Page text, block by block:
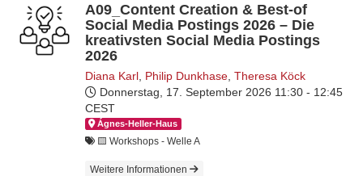
A09_Content Creation & Best-of
Social Media Postings 2026 – Die
kreativsten Social Media Postings
2026
Diana Karl Philip Dunkhase Theresa Köck
Donnerstag, 17. September 2026 11:30 - 12:45
CEST
Ágnes-Hel­ler-Haus
🟨​ Workshops - Welle A
Weitere Informationen